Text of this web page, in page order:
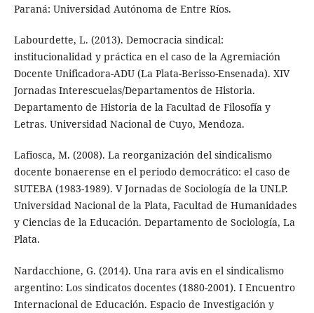
Paraná: Universidad Autónoma de Entre Ríos.
Labourdette, L. (2013). Democracia sindical:
institucionalidad y práctica en el caso de la Agremiación
Docente Unificadora-ADU (La Plata-Berisso-Ensenada). XIV
Jornadas Interescuelas/Departamentos de Historia.
Departamento de Historia de la Facultad de Filosofía y
Letras. Universidad Nacional de Cuyo, Mendoza.
Lafiosca, M. (2008). La reorganización del sindicalismo
docente bonaerense en el periodo democrático: el caso de
SUTEBA (1983-1989). V Jornadas de Sociología de la UNLP.
Universidad Nacional de la Plata, Facultad de Humanidades
y Ciencias de la Educación. Departamento de Sociología, La
Plata.
Nardacchione, G. (2014). Una rara avis en el sindicalismo
argentino: Los sindicatos docentes (1880-2001). I Encuentro
Internacional de Educación. Espacio de Investigación y